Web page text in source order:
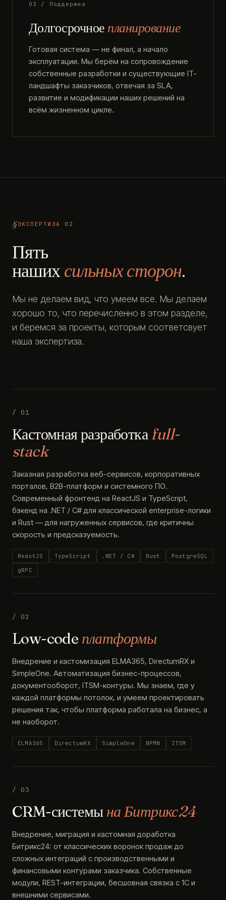
03 / Поддержка
Долгосрочное планирование
Готовая система — не финал, а начало
эксплуатации. Мы берём на сопровождение
собственные разработки и существующие IT-
ландшафты заказчиков, отвечая за SLA,
развитие и модификации наших решений на
всём жизненном цикле.
ЭКСПЕРТИЗА 02
Пять
нашихсильных сторон.
Мы не делаем вид, что умеем всё. Мы делаем
хорошо то, что перечисленно в этом разделе,
и беремся за проекты, которым соответсвует
наша экспертиза.
/ 01
Кастомная разработкаfull-
stack
Заказная разработка веб-сервисов, корпоративных
порталов, B2B-платформ и системного ПО.
Современный фронтенд на ReactJS и TypeScript,
бэкенд на .NET / C# для классической enterprise-логики
и Rust — для нагруженных сервисов, где критичны
скорость и предсказуемость.
ReactJS TypeScript .NET / C# Rust
PostgreSQL
gRPC
/ 02
Low-code платформы
Внедрение и кастомизация ELMA365, DirectumRX и
SimpleOne. Автоматизация бизнес-процессов,
документооборот, ITSM-контуры. Мы знаем, где у
каждой платформы потолок, и умеем проектировать
решения так, чтобы платформа работала на бизнес, а
не наоборот.
ELMA365 DirectumRX SimpleOne BPMN ITSM
/ 03
CRM-системына Битрикс24
Внедрение, миграция и кастомная доработка
Битрикс24: от классических воронок продаж до
сложных интеграций с производственными и
финансовыми контурами заказчика. Собственные
модули, REST-интеграции, бесшовная связка с 1С и
внешними сервисами.